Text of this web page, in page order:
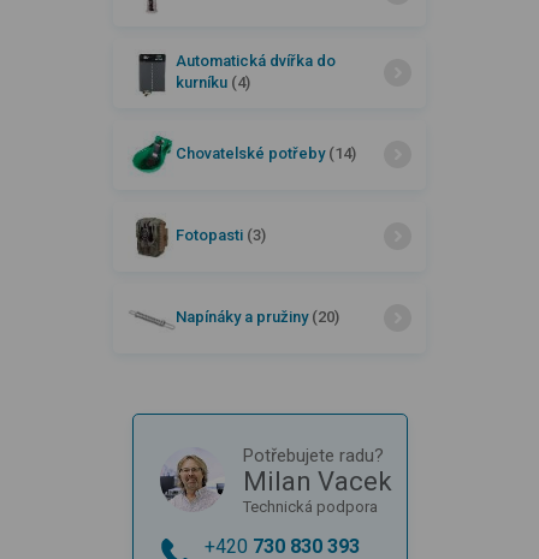
Automatická dvířka do
kurníku (4)
Chovatelské potřeby (14)
Fotopasti (3)
Napínáky a pružiny (20)
Potřebujete radu?
Milan Vacek
Technická podpora
+420 730 830 393